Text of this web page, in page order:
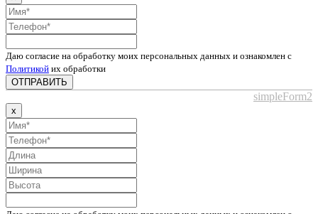
Даю согласие на обработку моих персональных данных и ознакомлен с
Политикой их обработки
ОТПРАВИТЬ
simpleForm2
x